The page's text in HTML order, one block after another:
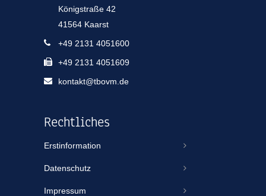
Königstraße 42
41564 Kaarst
+49 2131 4051600
+49 2131 4051609
kontakt@tbovm.de
Rechtliches
Erstinformation
Datenschutz
Impressum